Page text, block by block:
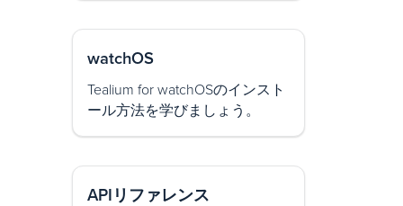
watchOS
Tealium for watchOSのインスト
ール方法を学びましょう。
APIリファレンス